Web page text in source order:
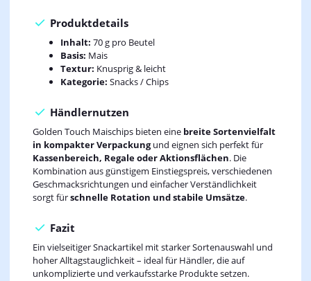
Produktdetails
Inhalt: 70 g pro Beutel
Basis: Mais
Textur: Knusprig & leicht
Kategorie: Snacks / Chips
Händlernutzen
Golden Touch Maischips bieten eine breite Sortenvielfalt
in kompakter Verpackungund eignen sich perfekt für
Kassenbereich, Regale oder Aktionsflächen. Die
Kombination aus günstigem Einstiegspreis, verschiedenen
Geschmacksrichtungen und einfacher Verständlichkeit
sorgt fürschnelle Rotation und stabile Umsätze.
Fazit
Ein vielseitiger Snackartikel mit starker Sortenauswahl und
hoher Alltagstauglichkeit – ideal für Händler, die auf
unkomplizierte und verkaufsstarke Produkte setzen.